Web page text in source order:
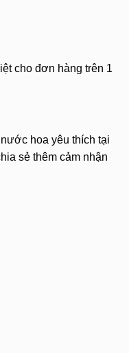
cho đơn hàng trên 1
hoa yêu thích tại
sẻ thêm cảm nhận